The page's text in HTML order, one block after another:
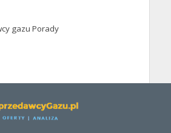
gazu Porady